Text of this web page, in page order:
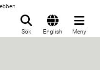
Sök English Meny